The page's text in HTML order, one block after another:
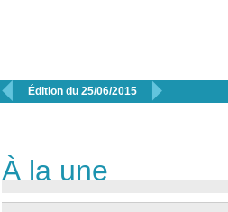
 Édition du 25/06/2015 
À la une